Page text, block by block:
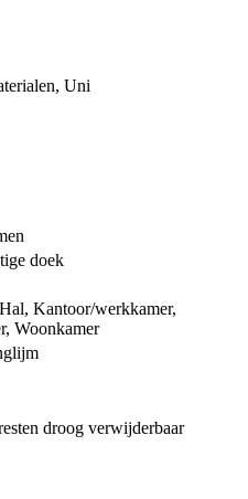
, Uni
doek
Hal, Kantoor/werkkamer,
, Woonkamer
droog verwijderbaar